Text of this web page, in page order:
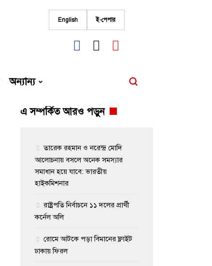
English ই-পেপার
fab
fa-
fab
fa-
অন্যান্য
এ সম্পর্কিত আরও পড়ুন
তারেক রহমান ও নরেন্দ্র মোদি
আলোচনায় বসলে অনেক সমস্যার
সমাধান হয়ে যাবে: ভারতীয়
হাইকমিশনার
রাষ্ট্রপতি নির্বাচনে ১১ দলের প্রার্থী
কর্নেল অলি
রোমে আটকে পড়া বিমানের ফ্লাইট
ঢাকায় ফিরল